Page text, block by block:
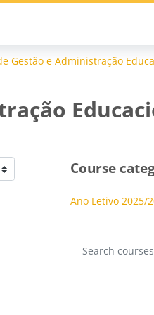
Gestão e Administração
Course
Ano Letivo 2025/
Search courses